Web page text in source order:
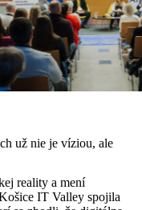
už nie je víziou, ale
reality a mení
IT Valley spojila